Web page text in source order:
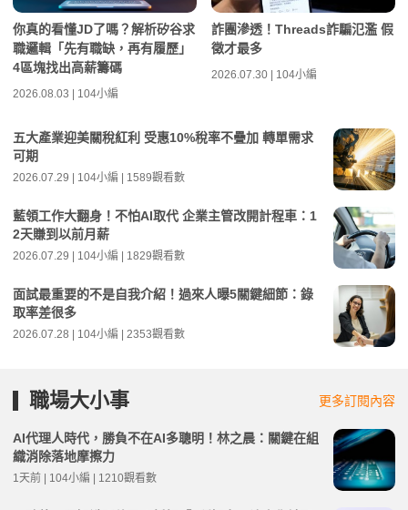
你真的看懂JD了嗎？解析矽谷求
職邏輯「先有職缺，再有履歷」
4區塊找出高薪籌碼
2026.08.03 | 104小編
詐團滲透！Threads詐騙氾濫 假
徵才最多
2026.07.30 | 104小編
五大產業迎美關稅紅利 受惠10%稅率不疊加 轉單需求
可期
2026.07.29 | 104小編 | 1589觀看數
藍領工作大翻身！不怕AI取代 企業主管改開計程車：1
2天賺到以前月薪
2026.07.29 | 104小編 | 1829觀看數
面試最重要的不是自我介紹！過來人曝5關鍵細節：錄
取率差很多
2026.07.28 | 104小編 | 2353觀看數
職場大小事 更多訂閱內容
AI代理人時代，勝負不在AI多聰明！林之晨：關鍵在組
織消除落地摩擦力
1天前 | 104小編 | 1210觀看數